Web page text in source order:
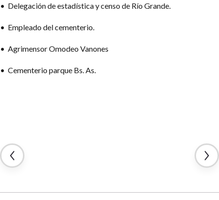
• Delegación de estadística y censo de Río Grande.
• Empleado del cementerio.
• Agrimensor Omodeo Vanones
• Cementerio parque Bs. As.